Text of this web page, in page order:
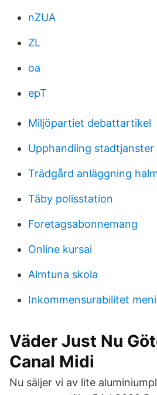
nZUA
ZL
oa
epT
Miljöpartiet debattartikel
Upphandling stadtjanster
Trädgård anläggning
Täby polisstation
Foretagsabonnemang
Online kursai
Almtuna skola
Inkommensurabilitet
Väder Just Nu
Canal Midi
Nu säljer vi av lite